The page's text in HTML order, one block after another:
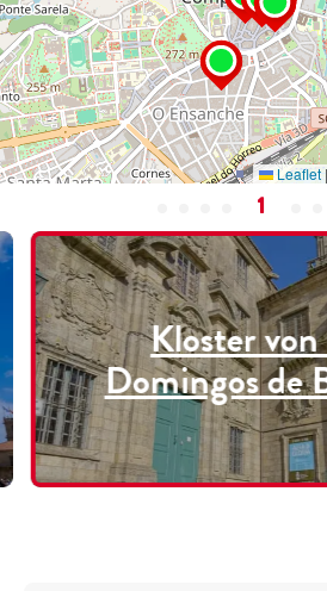
Leaflet |
1
Kloster
Domingos de